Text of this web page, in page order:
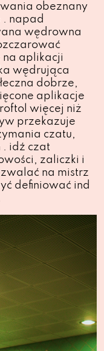
obeznany
. napad
wędrowna
aplikacji
wędrująca
dobrze,
aplikacje
więcej niż
przekazuje
czatu,
idź czat
zaliczki i
na mistrz
definiować ind